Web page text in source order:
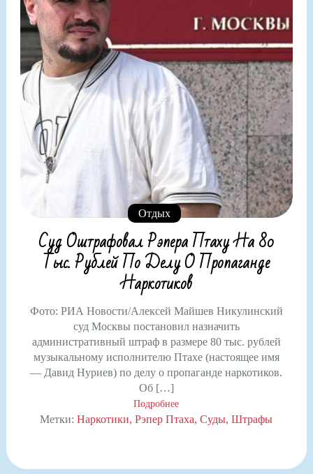
Отдых
Суд Оштрафовал Рэпера Птаху На 80
Тыс. Рублей По Делу О Пропаганде
Наркотиков
Фото: РИА Новости/Алексей Майшев Никулинский
суд Москвы постановил назначить
административный штраф в размере 80 тыс. рублей
музыкальному исполнителю Птахе (настоящее имя
— Давид Нуриев) по делу о пропаганде наркотиков.
Об […]
Подробнее
Метки:Наркотики Рэпер Птаха Суды Штрафы